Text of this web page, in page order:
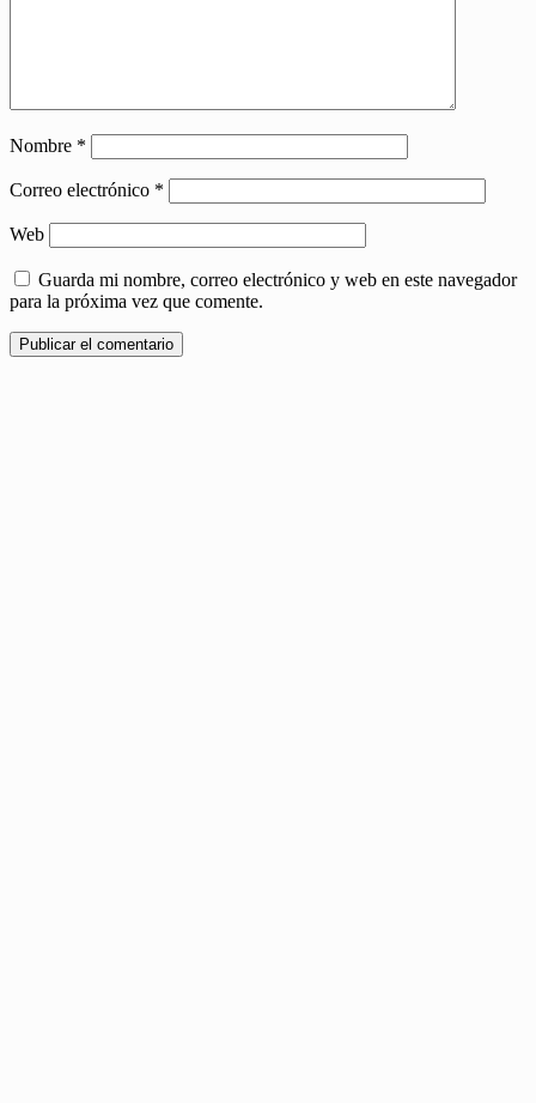
Nombre *
Correo electrónico *
Web
Guarda mi nombre, correo electrónico y web en este navegador
para la próxima vez que comente.